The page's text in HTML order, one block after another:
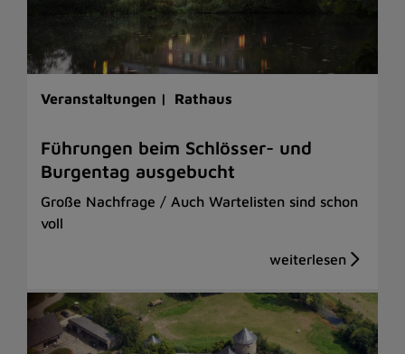
Veranstaltungen | Rathaus
Führungen beim Schlösser- und
Burgentag ausgebucht
Große Nachfrage / Auch Wartelisten sind schon
voll